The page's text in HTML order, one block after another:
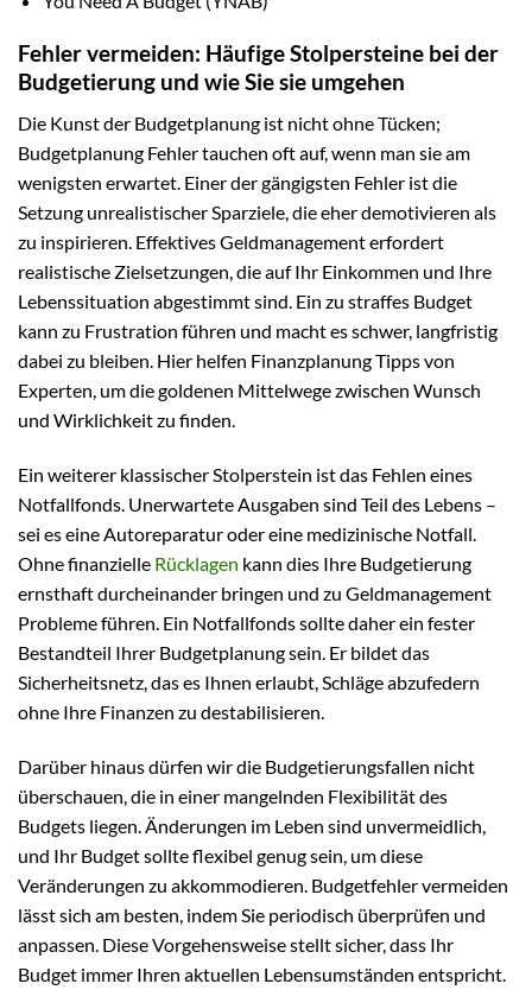
Fehler vermeiden: Häufige Stolpersteine bei der
Budgetierung und wie Sie sie umgehen
Die Kunst der Budgetplanung ist nicht ohne Tücken;
Budgetplanung Fehler tauchen oft auf, wenn man sie am
wenigsten erwartet. Einer der gängigsten Fehler ist die
Setzung unrealistischer Sparziele, die eher demotivieren als
zu inspirieren. Effektives Geldmanagement erfordert
realistische Zielsetzungen, die auf Ihr Einkommen und Ihre
Lebenssituation abgestimmt sind. Ein zu straffes Budget
kann zu Frustration führen und macht es schwer, langfristig
dabei zu bleiben. Hier helfen Finanzplanung Tipps von
Experten, um die goldenen Mittelwege zwischen Wunsch
und Wirklichkeit zu finden.
Ein weiterer klassischer Stolperstein ist das Fehlen eines
Notfallfonds. Unerwartete Ausgaben sind Teil des Lebens –
sei es eine Autoreparatur oder eine medizinische Notfall.
Ohne finanzielle Rücklagen kann dies Ihre Budgetierung
ernsthaft durcheinander bringen und zu Geldmanagement
Probleme führen. Ein Notfallfonds sollte daher ein fester
Bestandteil Ihrer Budgetplanung sein. Er bildet das
Sicherheitsnetz, das es Ihnen erlaubt, Schläge abzufedern
ohne Ihre Finanzen zu destabilisieren.
Darüber hinaus dürfen wir die Budgetierungsfallen nicht
überschauen, die in einer mangelnden Flexibilität des
Budgets liegen. Änderungen im Leben sind unvermeidlich,
und Ihr Budget sollte flexibel genug sein, um diese
Veränderungen zu akkommodieren. Budgetfehler vermeiden
lässt sich am besten, indem Sie periodisch überprüfen und
anpassen. Diese Vorgehensweise stellt sicher, dass Ihr
Budget immer Ihren aktuellen Lebensumständen entspricht.